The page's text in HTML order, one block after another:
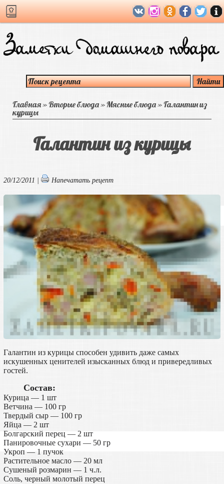
Главная»Вторые блюда»Мясные блюда»Галантин из
курицы
Галантин из курицы
20/12/2011 | Напечатать рецепт
Галантин из курицы способен удивить даже самых
искушенных ценителей изысканных блюд и привередливых
гостей.
Состав:
Курица — 1 шт
Ветчина — 100 гр
Твердый сыр — 100 гр
Яйца — 2 шт
Болгарский перец — 2 шт
Панировочные сухари — 50 гр
Укроп — 1 пучок
Растительное масло — 20 мл
Сушеный розмарин — 1 ч.л.
Соль, черный молотый перец